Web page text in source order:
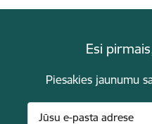
Esi
Piesakies jaunumu